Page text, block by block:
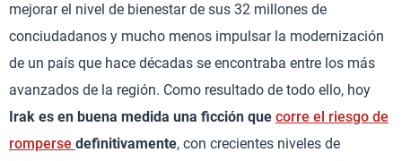
mejorar el nivel de bienestar de sus 32 millones de
conciudadanos y mucho menos impulsar la modernización
de un país que hace décadas se encontraba entre los más
avanzados de la región. Como resultado de todo ello, hoy
Irak es en buena medida una ficción que corre el riesgo de
romperse definitivamente, con crecientes niveles de